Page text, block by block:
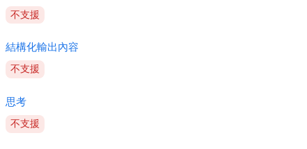
不支援
結構化輸出內容
不支援
思考
不支援